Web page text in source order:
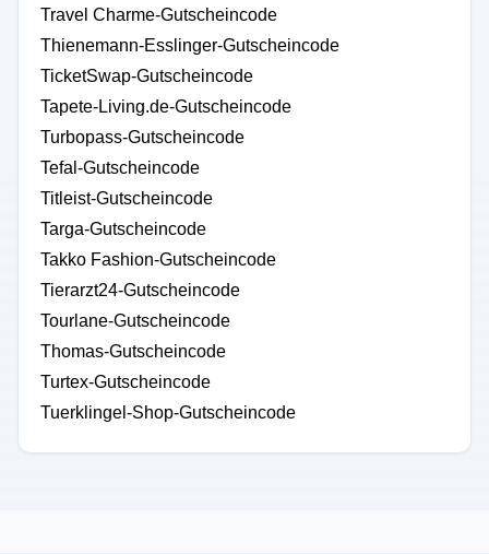
Travel Charme-Gutscheincode
Thienemann-Esslinger-Gutscheincode
TicketSwap-Gutscheincode
Tapete-Living.de-Gutscheincode
Turbopass-Gutscheincode
Tefal-Gutscheincode
Titleist-Gutscheincode
Targa-Gutscheincode
Takko Fashion-Gutscheincode
Tierarzt24-Gutscheincode
Tourlane-Gutscheincode
Thomas-Gutscheincode
Turtex-Gutscheincode
Tuerklingel-Shop-Gutscheincode